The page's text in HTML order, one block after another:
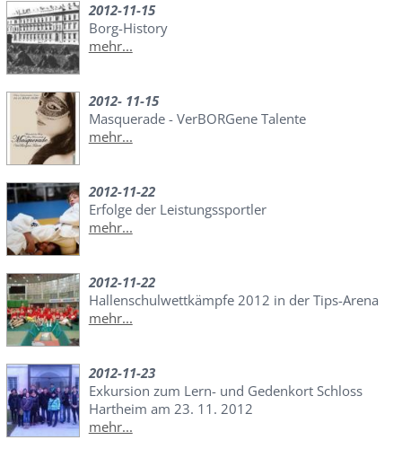
2012-11-15
Borg-History
mehr...
2012- 11-15
Masquerade - VerBORGene Talente
mehr...
2012-11-22
Erfolge der Leistungssportler
mehr...
2012-11-22
Hallenschulwettkämpfe 2012 in der Tips-Arena
mehr...
2012-11-23
Exkursion zum Lern- und Gedenkort Schloss
Hartheim am 23. 11. 2012
mehr...